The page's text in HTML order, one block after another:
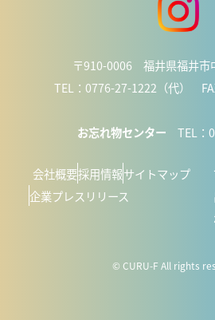
〒910-0006 福井県福井市
TEL：0776-27-1222（代）
お忘れ物センター TEL：
会社概要採用情報サイトマップ
企業プレスリリース
© CURU-F All rights